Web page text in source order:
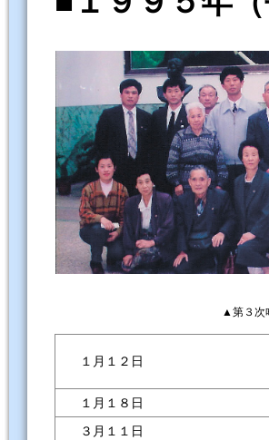
▲第３次
１月１２日
１月１８日
３月１１日